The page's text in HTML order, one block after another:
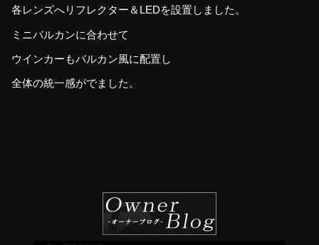
各レンズへリフレクター＆LEDを設置しました。
ミニバルカンに合わせて
ウインカーもバルカン風に配置し
全体の統一感がでました。